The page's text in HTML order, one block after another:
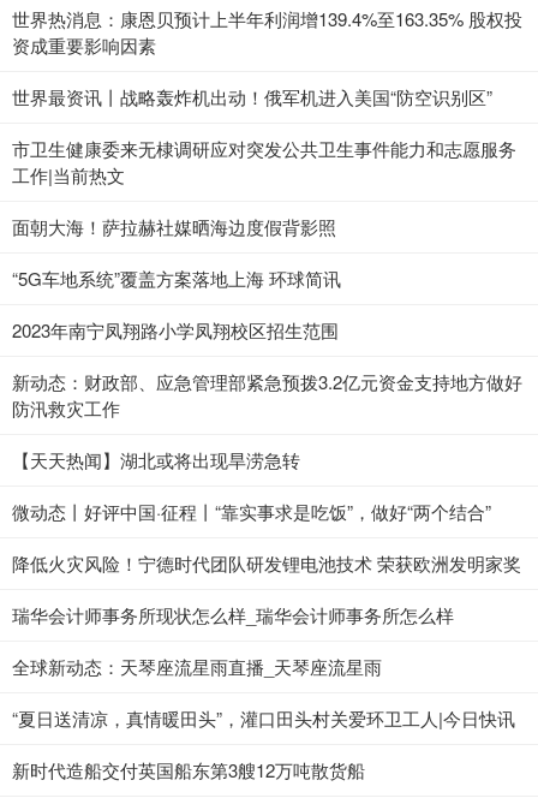
世界热消息：康恩贝预计上半年利润增139.4%至163.35% 股权投
资成重要影响因素
世界最资讯丨战略轰炸机出动！俄军机进入美国“防空识别区”
市卫生健康委来无棣调研应对突发公共卫生事件能力和志愿服务
工作|当前热文
面朝大海！萨拉赫社媒晒海边度假背影照
“5G车地系统”覆盖方案落地上海 环球简讯
2023年南宁凤翔路小学凤翔校区招生范围
新动态：财政部、应急管理部紧急预拨3.2亿元资金支持地方做好
防汛救灾工作
【天天热闻】湖北或将出现旱涝急转
微动态丨好评中国·征程丨“靠实事求是吃饭”，做好“两个结合”
降低火灾风险！宁德时代团队研发锂电池技术 荣获欧洲发明家奖
瑞华会计师事务所现状怎么样_瑞华会计师事务所怎么样
全球新动态：天琴座流星雨直播_天琴座流星雨
“夏日送清凉，真情暖田头”，灌口田头村关爱环卫工人|今日快讯
新时代造船交付英国船东第3艘12万吨散货船